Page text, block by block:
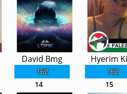
162
David Bmg
162
Hyerim
14 15